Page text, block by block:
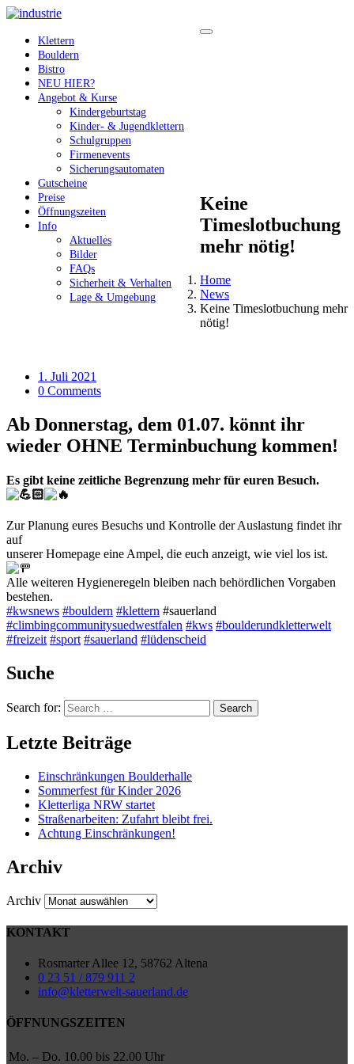
Klettern
Bouldern
Bistro
NEU HIER?
Angebot & Kurse
Kindergeburtstag
Kinder- & Jugendklettern
Schulgruppen
Firmenevents
Sicherungsautomaten
Gutscheine
Preise
Öffnungszeiten
Info
Aktuelles
Bilder
FAQs
Sicherheit & Verhalten
Lage & Umgebung
Keine
Timeslotbuchung
mehr nötig!
Home
News
Keine Timeslotbuchung mehr
nötig!
1. Juli 2021
0 Comments
Ab Donnerstag, dem 01.07. könnt ihr
wieder OHNE Terminbuchung kommen!
Es gibt keine zeitliche Begrenzung mehr für euren Besuch.
Zur Planung eures Besuchs und Kontrolle der Auslastung findet ihr
auf
unserer Homepage eine Ampel, die euch anzeigt, wie viel los ist.
Alle weiteren Hygieneregeln bleiben nach behördlichen Vorgaben
bestehen.
#kwsnews #bouldern #klettern #sauerland
#climbingcommunitysuedwestfalen #kws #boulderundkletterwelt
#freizeit #sport #sauerland #lüdenscheid
Suche
Search for: Search
Letzte Beiträge
Einschränkungen Boulderhalle
Sommerfest für Kinder 2026
Kletterliga NRW startet
Straßenarbeiten: Zufahrt bleibt frei.
Achtung Einschränkungen!
Archiv
Archiv
KONTAKT
Rosmarter Allee 12, 58762 Altena
0 23 51 / 879 911 2
info@kletterwelt-sauerland.de
ÖFFNUNGSZEITEN
Mo. – Do. 10.00 bis 22.00 Uhr